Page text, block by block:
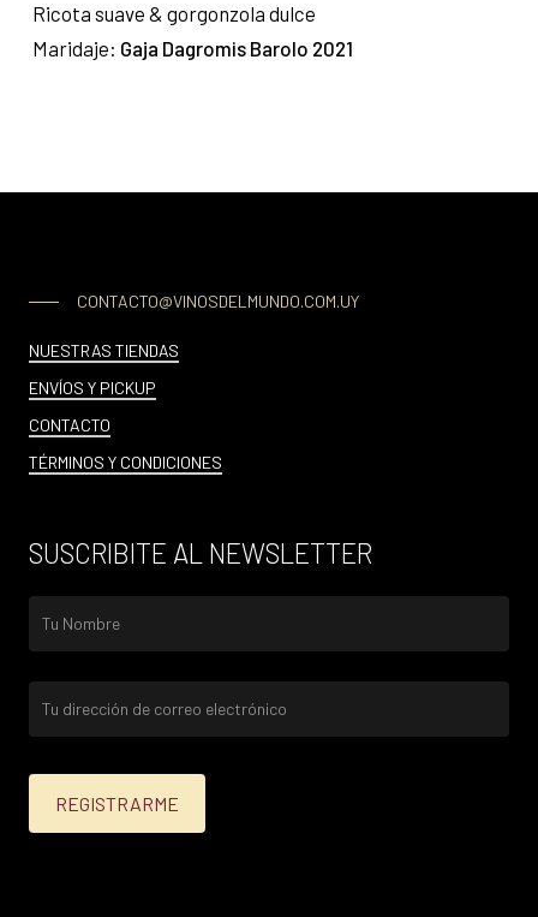
Ricota suave & gorgonzola dulce
Maridaje: Gaja Dagromis Barolo 2021
CONTACTO@VINOSDELMUNDO.COM.UY
NUESTRAS TIENDAS
ENVÍOS Y PICKUP
CONTACTO
TÉRMINOS Y CONDICIONES
SUSCRIBITE AL NEWSLETTER